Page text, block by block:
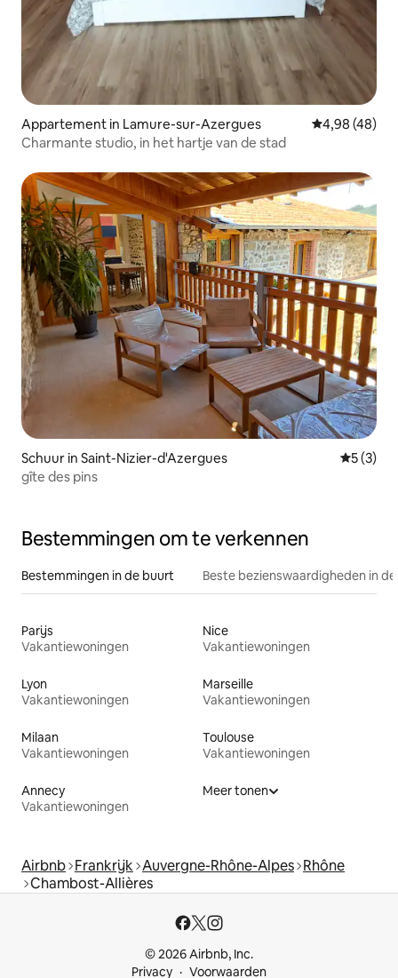
Appartement in Lamure-sur-Azergues Gemiddelde
4,98 (48)
Charmante studio, in het hartje van de stad
Schuur in Saint-Nizier-d'Azergues
5 (3)
gîte des pins
Bestemmingen om te verkennen
Bestemmingen in de buurt Beste bezienswaardigheden in
Parijs
Vakantiewoningen
Nice
Vakantiewoningen
Lyon
Vakantiewoningen
Marseille
Vakantiewoningen
Milaan
Vakantiewoningen
Toulouse
Vakantiewoningen
Annecy
Vakantiewoningen
Meer tonen
Airbnb Frankrijk Auvergne-Rhône-Alpes Rhône
Chambost-Allières
© 2026 Airbnb, Inc.
Privacy
Voorwaarden